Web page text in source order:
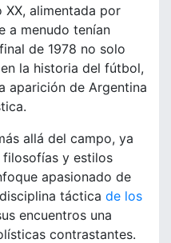
alimentada por
a menudo tenían
de 1978 no solo
la historia del fútbol,
aparición de Argentina
allá del campo, ya
filosofías y estilos
apasionado de
táctica de los
encuentros una
contrastantes.